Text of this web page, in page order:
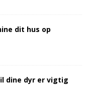
dit hus op
dine dyr er vigtig